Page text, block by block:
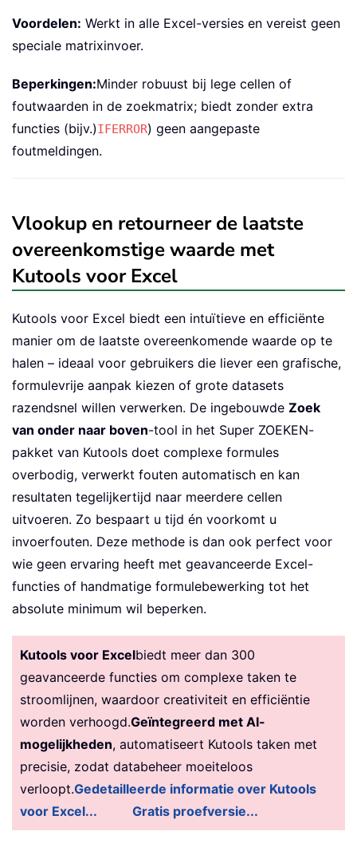
Voordelen: Werkt in alle Excel-versies en vereist geen
speciale matrixinvoer.
Beperkingen:Minder robuust bij lege cellen of
foutwaarden in de zoekmatrix; biedt zonder extra
functies (bijv.)IFERROR) geen aangepaste
foutmeldingen.
Vlookup en retourneer de laatste
overeenkomstige waarde met
Kutools voor Excel
Kutools voor Excel biedt een intuïtieve en efficiënte
manier om de laatste overeenkomende waarde op te
halen – ideaal voor gebruikers die liever een grafische,
formulevrije aanpak kiezen of grote datasets
razendsnel willen verwerken. De ingebouwde Zoek
van onder naar boven-tool in het Super ZOEKEN-
pakket van Kutools doet complexe formules
overbodig, verwerkt fouten automatisch en kan
resultaten tegelijkertijd naar meerdere cellen
uitvoeren. Zo bespaart u tijd én voorkomt u
invoerfouten. Deze methode is dan ook perfect voor
wie geen ervaring heeft met geavanceerde Excel-
functies of handmatige formulebewerking tot het
absolute minimum wil beperken.
Kutools voor Excelbiedt meer dan 300
geavanceerde functies om complexe taken te
stroomlijnen, waardoor creativiteit en efficiëntie
worden verhoogd.Geïntegreerd met AI-
mogelijkheden, automatiseert Kutools taken met
precisie, zodat databeheer moeiteloos
verloopt.Gedetailleerde informatie over Kutools
voor Excel...
Gratis proefversie...